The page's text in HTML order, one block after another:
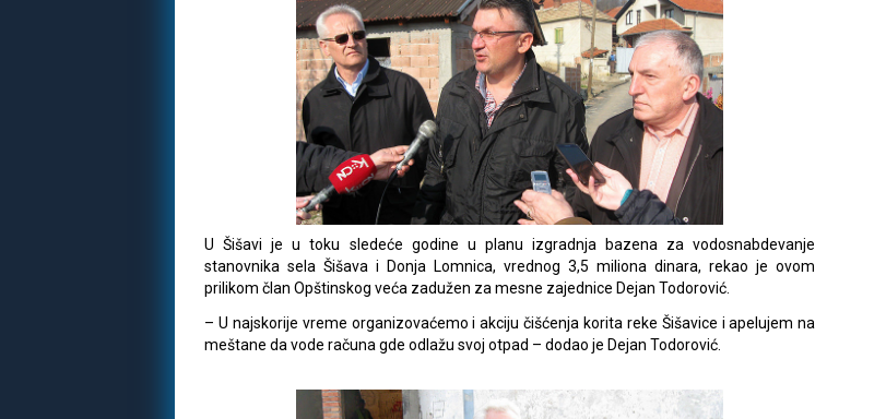
U Šišavi je u toku sledeće godine u planu izgradnja bazena za vodosnabdevanje
stanovnika sela Šišava i Donja Lomnica, vrednog 3,5 miliona dinara, rekao je ovom
prilikom član Opštinskog veća zadužen za mesne zajednice Dejan Todorović.
– U najskorije vreme organizovaćemo i akciju čišćenja korita reke Šišavice i apelujem na
meštane da vode računa gde odlažu svoj otpad – dodao je Dejan Todorović.